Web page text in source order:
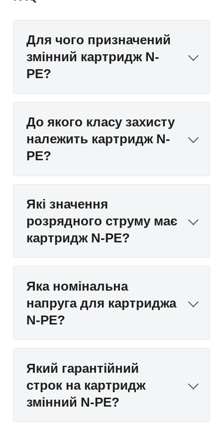
Для чого призначений
змінний картридж N-
PE?
До якого класу захисту
належить картридж N-
PE?
Які значення
розрядного струму має
картридж N-PE?
Яка номінальна
напруга для картриджа
N-PE?
Який гарантійний
строк на картридж
змінний N-PE?